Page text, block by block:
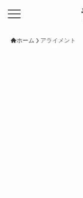
ホーム アライメント